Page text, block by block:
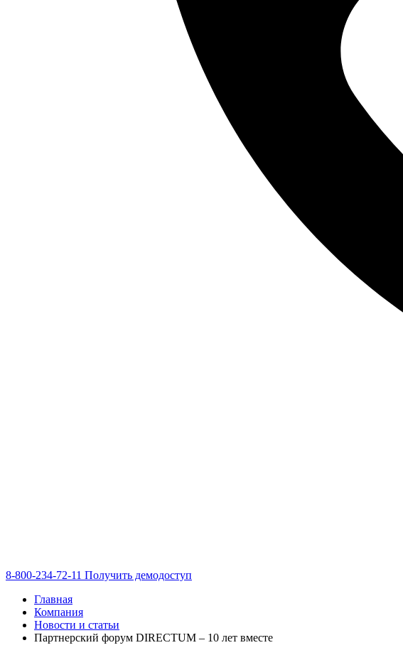
8-800-234-72-11 Получить демодоступ
Главная
Компания
Новости и статьи
Партнерский форум DIRECTUM – 10 лет вместе